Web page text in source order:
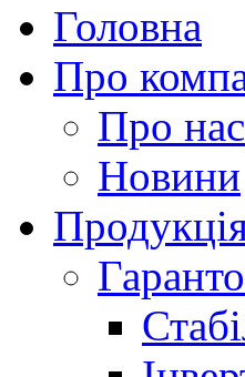
Головна
Про
Про нас
Новини